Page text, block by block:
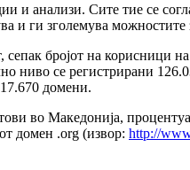
анализи. Сите тие се
и ги зголемува можностите
бројот на корисници
ниво се регистрирани
домени.
во Македонија,
домен .org (извор: http://